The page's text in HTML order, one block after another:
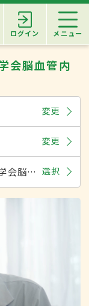
ログイン メニュー
会脳血管内
変更
変更
日本脳神経血管内治療学会脳血管内治療専門医 選択